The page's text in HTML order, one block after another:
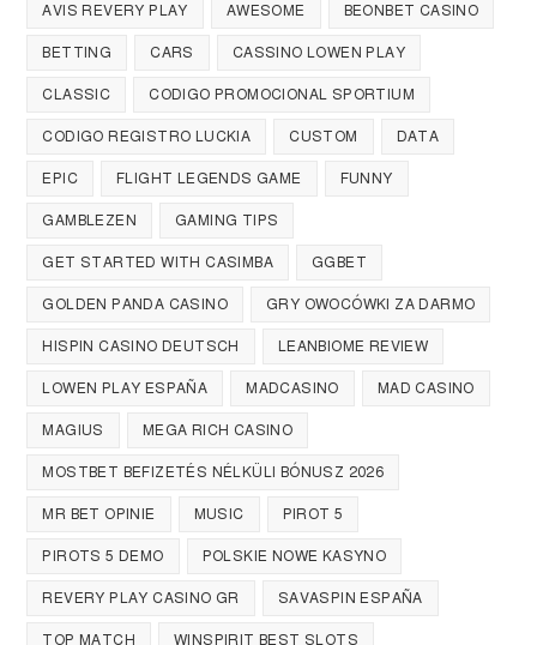
AVIS REVERY PLAY AWESOME BEONBET CASINO
BETTING CARS CASSINO LOWEN PLAY
CLASSIC CODIGO PROMOCIONAL SPORTIUM
CODIGO REGISTRO LUCKIA CUSTOM DATA
EPIC FLIGHT LEGENDS GAME FUNNY
GAMBLEZEN GAMING TIPS
GET STARTED WITH CASIMBA GGBET
GOLDEN PANDA CASINO GRY OWOCÓWKI ZA DARMO
HISPIN CASINO DEUTSCH LEANBIOME REVIEW
LOWEN PLAY ESPAÑA MADCASINO MAD CASINO
MAGIUS MEGA RICH CASINO
MOSTBET BEFIZETÉS NÉLKÜLI BÓNUSZ 2026
MR BET OPINIE MUSIC PIROT 5
PIROTS 5 DEMO POLSKIE NOWE KASYNO
REVERY PLAY CASINO GR SAVASPIN ESPAÑA
TOP MATCH WINSPIRIT BEST SLOTS